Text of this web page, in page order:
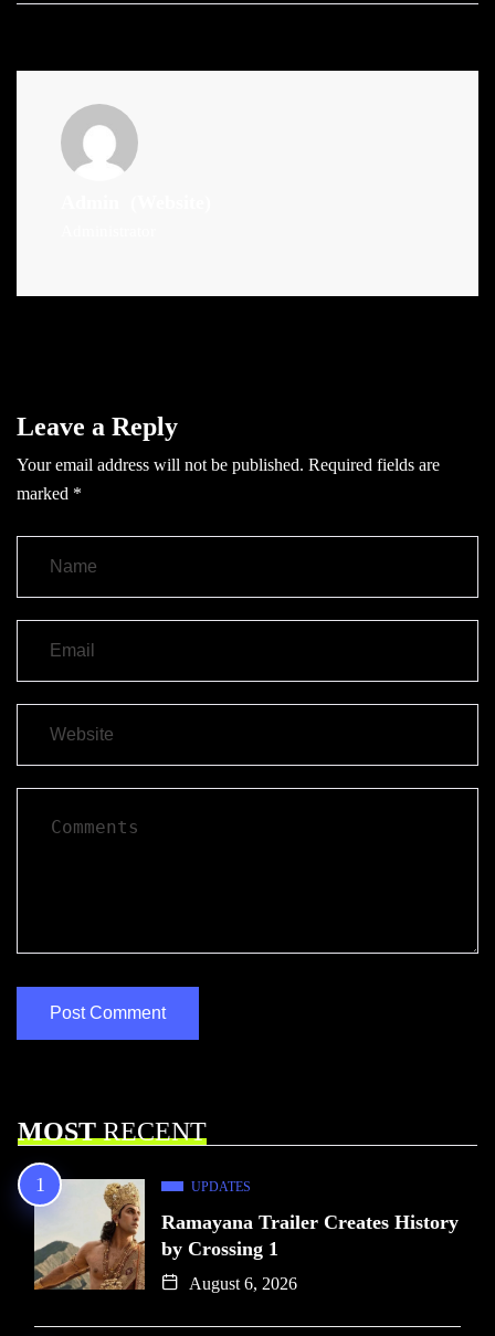
Leave a Reply
Your email address will not be published. Required fields are
marked *
MOSTRECENT
UPDATES
Ramayana Trailer Creates History
by Crossing 1
August 6, 2026